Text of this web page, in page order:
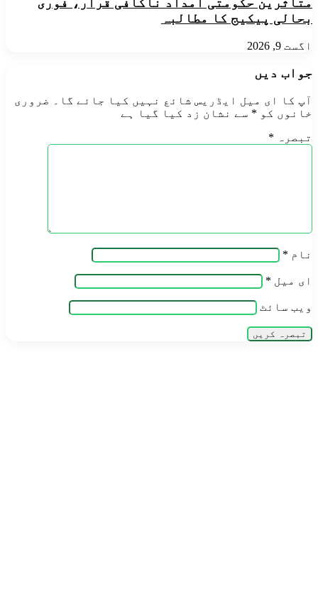
بحالی پیکیج کا مطالبہ
اگست 9, 2026
جواب دیں
آپ کا ای میل ایڈریس شائع نہیں کیا جائے گا۔
ضروری
خانوں کو * سے نشان زد کیا گیا ہے
تبصرہ *
نام *
ای میل *
ویب‌ سائٹ